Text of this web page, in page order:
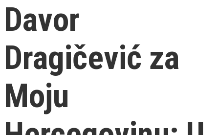
Davor
Dragičević za
Moju